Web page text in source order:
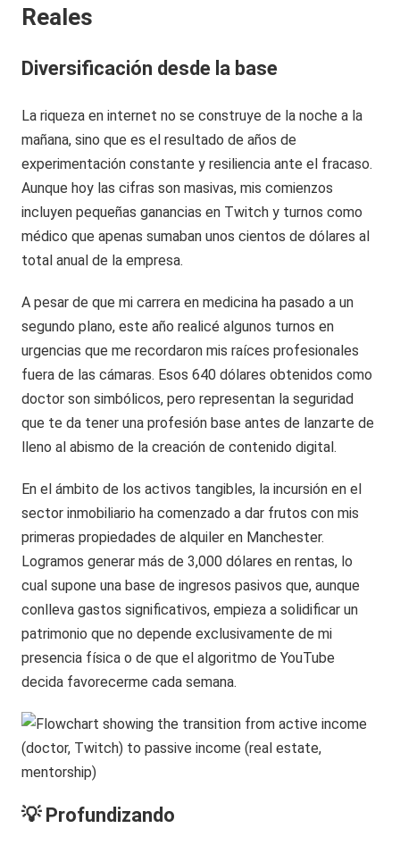
Reales
Diversificación desde la base
La riqueza en internet no se construye de la noche a la
mañana, sino que es el resultado de años de
experimentación constante y resiliencia ante el fracaso.
Aunque hoy las cifras son masivas, mis comienzos
incluyen pequeñas ganancias en Twitch y turnos como
médico que apenas sumaban unos cientos de dólares al
total anual de la empresa.
A pesar de que mi carrera en medicina ha pasado a un
segundo plano, este año realicé algunos turnos en
urgencias que me recordaron mis raíces profesionales
fuera de las cámaras. Esos 640 dólares obtenidos como
doctor son simbólicos, pero representan la seguridad
que te da tener una profesión base antes de lanzarte de
lleno al abismo de la creación de contenido digital.
En el ámbito de los activos tangibles, la incursión en el
sector inmobiliario ha comenzado a dar frutos con mis
primeras propiedades de alquiler en Manchester.
Logramos generar más de 3,000 dólares en rentas, lo
cual supone una base de ingresos pasivos que, aunque
conlleva gastos significativos, empieza a solidificar un
patrimonio que no depende exclusivamente de mi
presencia física o de que el algoritmo de YouTube
decida favorecerme cada semana.
💡 Profundizando